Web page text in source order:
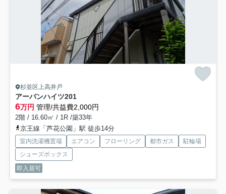
杉並区上高井戸
アーバンハイツ201
6万円 管理/共益費2,000円
2階 / 16.60㎡ / 1R /築33年
京王線「芦花公園」駅 徒歩14分
室内洗濯機置場 エアコン フローリング 都市ガス
駐輪場
シューズボックス
即入居可